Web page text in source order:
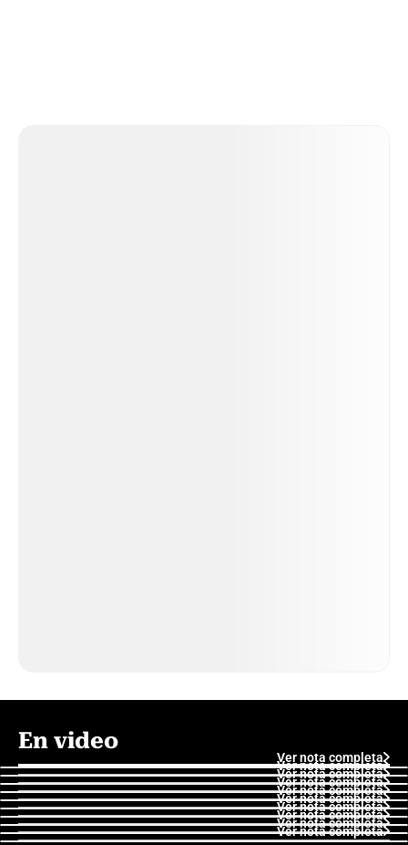
En video
Ver nota completa
Ver nota completa
Ver nota completa
Ver nota completa
Ver nota completa
Ver nota completa
Ver nota completa
Ver nota completa
Ver nota completa
Ver nota completa